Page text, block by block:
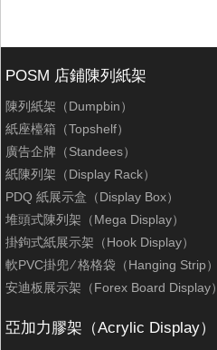
POSM 店鋪陳列紙架
陳列紙架（Dumpbin）
紙座檯箱（Topshelf）
廣告企牌（Standees）
紙陳列架（Display Rack）
PDQ 紙展示盒（Display Box）
堆頭式陳列架（Mega Display）
掛鉤式紙展示架（Hook Display）
軟PVC掛兜 ∕ 格格袋（Hanging Strip）
安迪板展示架（Forex Board Display）
亞加力膠架（Acrylic Display）